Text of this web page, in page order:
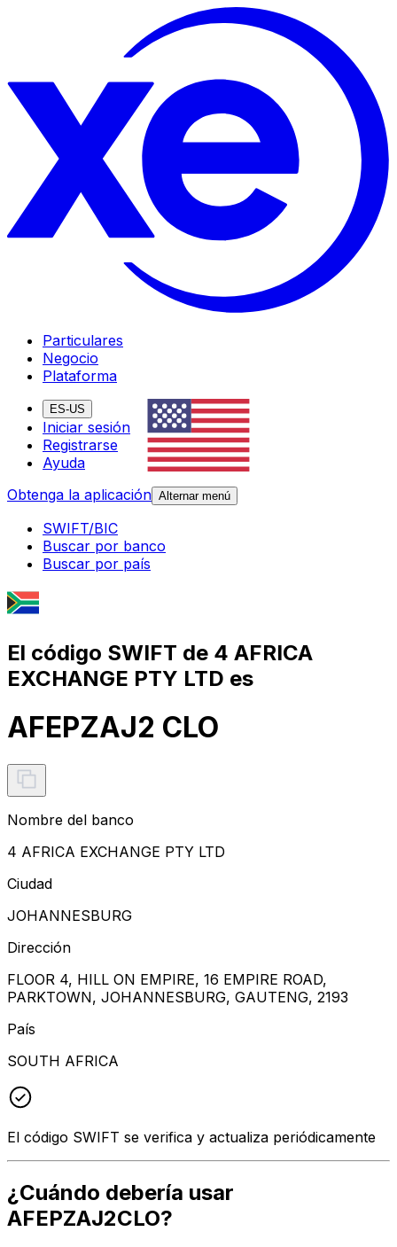
Particulares
Negocio
Plataforma
ES-US
Iniciar sesión
Registrarse
Ayuda
Obtenga la aplicación Alternar menú
SWIFT/BIC
Buscar por banco
Buscar por país
El código SWIFT de 4 AFRICA
EXCHANGE PTY LTD es
AFEPZAJ2 CLO
Nombre del banco
4 AFRICA EXCHANGE PTY LTD
Ciudad
JOHANNESBURG
Dirección
FLOOR 4, HILL ON EMPIRE, 16 EMPIRE ROAD,
PARKTOWN, JOHANNESBURG, GAUTENG, 2193
País
SOUTH AFRICA
El código SWIFT se verifica y actualiza periódicamente
¿Cuándo debería usar
AFEPZAJ2CLO?